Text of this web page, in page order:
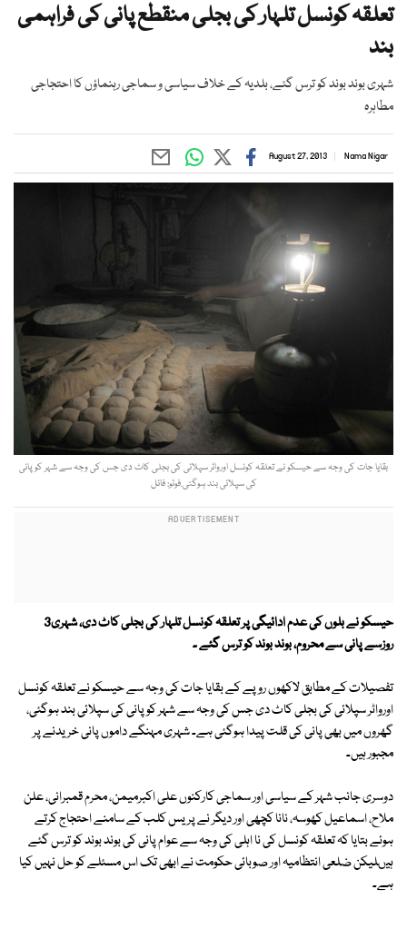
تعلقہ کونسل تلہار کی بجلی منقطع پانی کی فراہمی
بند
شہری بوند بوند کو ترس گئے، بلدیہ کے خلاف سیاسی و سماجی رہنماؤں کا احتجاجی
مطاہرہ
Nama Nigar
August 27, 2013
بقایا جات کی وجہ سے حیسکو نے تعلقہ کونسل اورواٹر سپلائی کی بجلی کاٹ دی جس کی وجہ سے شہر کو پانی
کی سپلائی بند ہوگئی.فوٹو: فائل
حیسکو نے بلوں کی عدم ادائیگی پر تعلقہ کونسل تلہار کی بجلی کاٹ دی، شہری3
روزسے پانی سے محروم، بوند بوند کو ترس گئے ۔
تفصیلات کے مطابق لاکھوں روپے کے بقایا جات کی وجہ سے حیسکو نے تعلقہ کونسل
اورواٹر سپلائی کی بجلی کاٹ دی جس کی وجہ سے شہر کو پانی کی سپلائی بند ہوگئی،
گھروں میں بھی پانی کی قلت پیدا ہوگئی ہے۔ شہری مہنگے داموں پانی خریدنے پر
مجبور ہیں۔
دوسری جانب شہر کے سیاسی اور سماجی کارکنوں علی اکبرمیمن، محرم قمبرانی، علن
ملاح، اسماعیل کھوسہ، نانا کچھی اور دیگر نے پریس کلب کے سامنے احتجاج کرتے
ہوئے بتایا کہ تعلقہ کونسل کی نا اہلی کی وجہ سے عوام پانی کی بوند بوند کو ترس گئے
ہیںلیکن ضلعی انتظامیہ اور صوبائی حکومت نے ابھی تک اس مسئلے کو حل نہیں کیا
ہے۔